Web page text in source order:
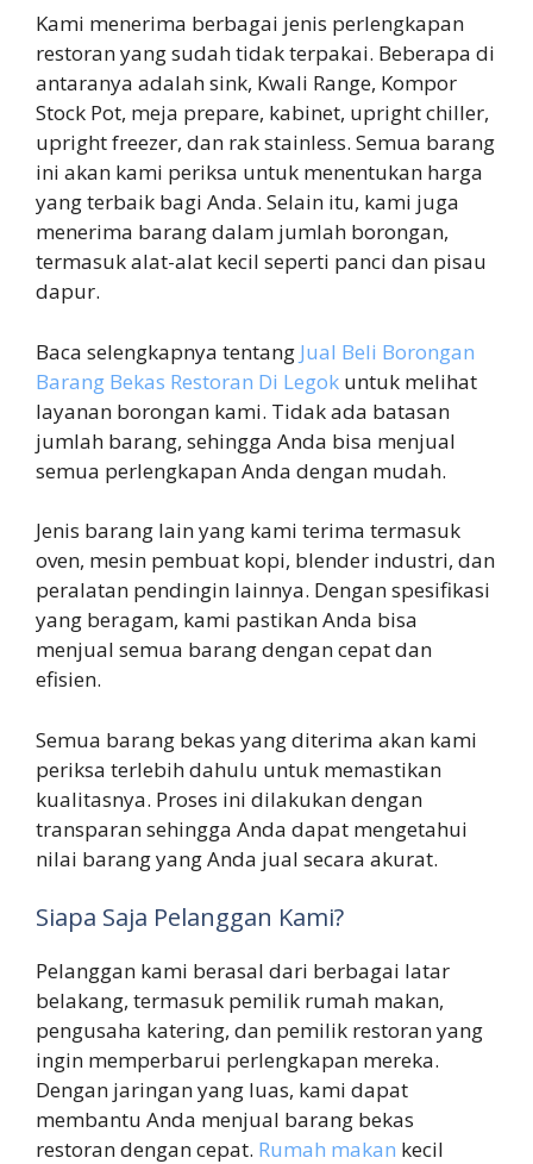
Kami menerima berbagai jenis perlengkapan
restoran yang sudah tidak terpakai. Beberapa di
antaranya adalah sink, Kwali Range, Kompor
Stock Pot, meja prepare, kabinet, upright chiller,
upright freezer, dan rak stainless. Semua barang
ini akan kami periksa untuk menentukan harga
yang terbaik bagi Anda. Selain itu, kami juga
menerima barang dalam jumlah borongan,
termasuk alat-alat kecil seperti panci dan pisau
dapur.
Baca selengkapnya tentang Jual Beli Borongan
Barang Bekas Restoran Di Legok untuk melihat
layanan borongan kami. Tidak ada batasan
jumlah barang, sehingga Anda bisa menjual
semua perlengkapan Anda dengan mudah.
Jenis barang lain yang kami terima termasuk
oven, mesin pembuat kopi, blender industri, dan
peralatan pendingin lainnya. Dengan spesifikasi
yang beragam, kami pastikan Anda bisa
menjual semua barang dengan cepat dan
efisien.
Semua barang bekas yang diterima akan kami
periksa terlebih dahulu untuk memastikan
kualitasnya. Proses ini dilakukan dengan
transparan sehingga Anda dapat mengetahui
nilai barang yang Anda jual secara akurat.
Siapa Saja Pelanggan Kami?
Pelanggan kami berasal dari berbagai latar
belakang, termasuk pemilik rumah makan,
pengusaha katering, dan pemilik restoran yang
ingin memperbarui perlengkapan mereka.
Dengan jaringan yang luas, kami dapat
membantu Anda menjual barang bekas
restoran dengan cepat. Rumah makan kecil